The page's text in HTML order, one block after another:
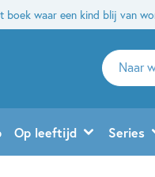
boek waar een kind blij van
Zoeken
naar
en
uitgevers
Op leeftijd Series